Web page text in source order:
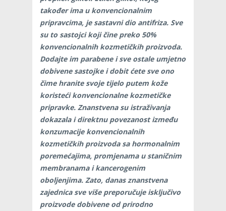
također ima u konvencionalnim
pripravcima, je sastavni dio antifriza. Sve
su to sastojci koji čine preko 50%
konvencionalnih kozmetičkih proizvoda.
Dodajte im parabene i sve ostale umjetno
dobivene sastojke i dobit ćete sve ono
čime hranite svoje tijelo putem kože
koristeći konvencionalne kozmetičke
pripravke. Znanstvena su istraživanja
dokazala i direktnu povezanost između
konzumacije konvencionalnih
kozmetičkih proizvoda sa hormonalnim
poremećajima, promjenama u staničnim
membranama i kancerogenim
oboljenjima. Zato, danas znanstvena
zajednica sve više preporučuje isključivo
proizvode dobivene od prirodno